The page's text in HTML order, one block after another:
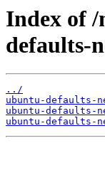
Index of
defaults-
../
ubuntu-defaults-
ubuntu-defaults-
ubuntu-defaults-